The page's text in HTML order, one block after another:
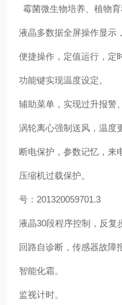
霉菌微生物培养、植物育
液晶多数据全屏操作显示
便捷操作，定值运行，定
功能键实现温度设定。
辅助菜单，实现过升报警
涡轮离心强制送风，温度
断电保护，参数记忆，来
压缩机过载保护。
号：201320059701.3
液晶30段程序控制，反复
回路自诊断，传感器故障
智能化霜。
监视计时。